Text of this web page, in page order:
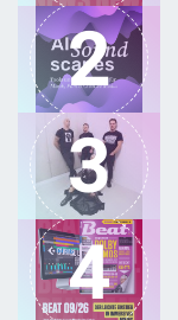
2
3
4